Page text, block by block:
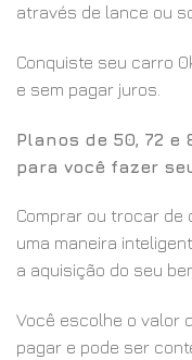
através de lance ou
Conquiste seu carro
e sem pagar juros.
Planos de 50, 72
para você fazer
Comprar ou trocar de
uma maneira
a aquisição do seu
Você escolhe o valor
pagar e pode ser